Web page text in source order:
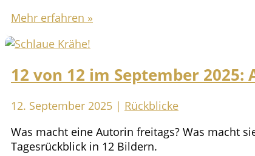
Quartalsrückblick
Mit
Felsen
vielen
durch
den
Mehr erfahren »
12 von 12 im September
12. September 2025 | Rückblicke
Was macht eine Autorin freitags? Was macht
Tagesrückblick in 12 Bildern.